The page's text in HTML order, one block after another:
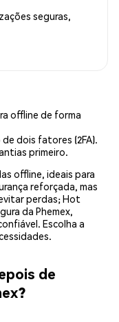
seguras,
offline de forma
dois fatores (2FA).
primeiro.
offline, ideais para
reforçada, mas
perdas; Hot
da Phemex,
Escolha a
de